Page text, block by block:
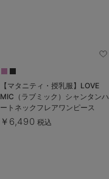
【マタニティ・授乳服】LOVE
MIC（ラブミック）シャンタンハ
ートネックフレアワンピース
￥6,490 税込